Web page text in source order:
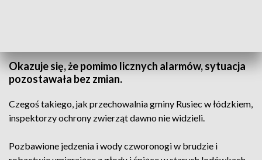
Okazuje się, że pomimo licznych alarmów, sytuacja
pozostawała bez zmian.
Czegoś takiego, jak przechowalnia gminy Rusiec w łódzkiem,
inspektorzy ochrony zwierząt dawno nie widzieli.
Pozbawione jedzenia i wody czworonogi w brudzie i